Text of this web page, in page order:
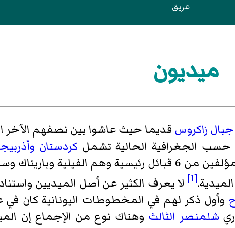
عريق
ميديون
جبال زاكروس قديما حيث عاشوا بين نصفهم الآخر
الجغرافية الحالية تشمل كردستان
فإن الميديين كانوا مؤلفين من 6 قبائل رئيسية وهم
[1] لا يعرف الكثير عن أصل الميديين
شلمنصر الثالث وهناك نوع من الإجماع إن